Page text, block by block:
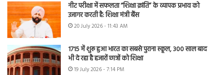
नीट परीक्षा में सफलता “शिक्षा क्रांति” के व्यापक प्रभाव को
उजागर करती है: शिक्षा मंत्री बैंस
20 July 2026 - 11:43 AM
1715 में शुरू हुआ भारत का सबसे पुराना स्कूल, 300 साल बाद
भी दे रहा है हजारों छात्रों को शिक्षा
19 July 2026 - 7:14 PM